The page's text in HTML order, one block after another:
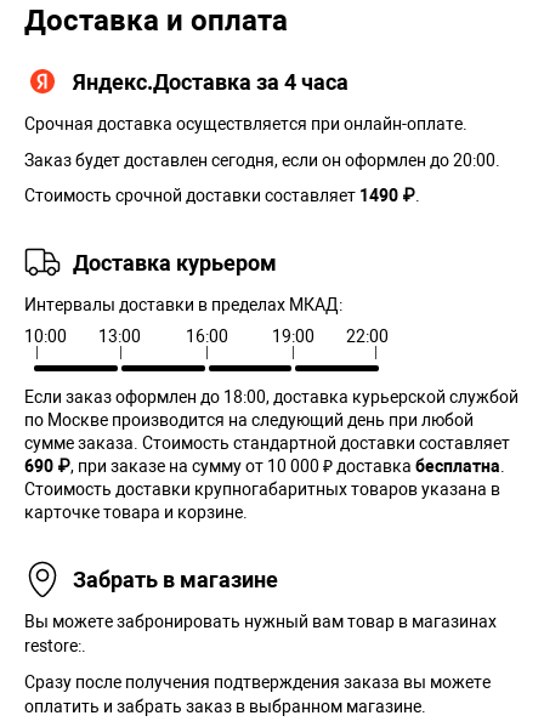
Доставка и оплата
Яндекс.Доставка за 4 часа
Срочная доставка осуществляется при онлайн-оплате.
Заказ будет доставлен сегодня, если он оформлен до 20:00.
Стоимость срочной доставки составляет 1490 ₽
Доставка курьером
Интервалы доставки в пределах МКАД:
10:00
13:00 16:00 19:00 22:00
Если заказ оформлен до 18:00, доставка курьерской службой
по Москве производится на следующий день при любой
сумме заказа. Cтоимость стандартной доставки составляет
690 ₽, при заказе на сумму от 10 000 ₽ доставка бесплатна
Стоимость доставки крупногабаритных товаров указана в
карточке товара и корзине.
Забрать в магазине
Вы можете забронировать нужный вам товар в магазинах
restore:.
Сразу после получения подтверждения заказа вы можете
оплатить и забрать заказ в выбранном магазине.